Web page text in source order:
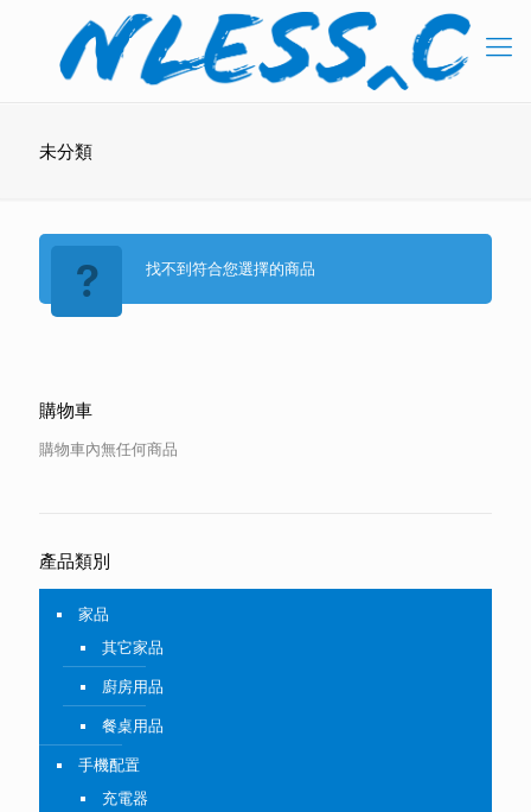
未分類
找不到符合您選擇的商品
購物車
購物車內無任何商品
產品類別
家品
其它家品
廚房用品
餐桌用品
手機配置
充電器